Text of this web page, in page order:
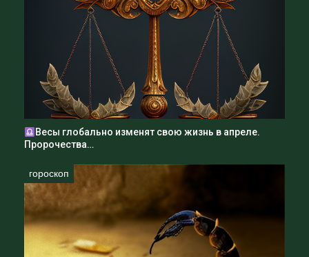
Весы глобально изменят свою жизнь в апреле.
Пророчества…
гороскоп